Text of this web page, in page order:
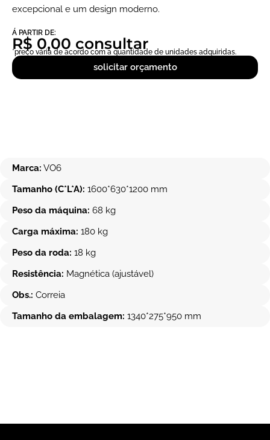
excepcional e um design moderno.
Á PARTIR DE:
R$ 0,00 consultar
*preço vária de acordo com a quantidade de unidades adquiridas.
solicitar orçamento
Marca: VO6
Tamanho (C*L*A): 1600*630*1200 mm
Peso da máquina: 68 kg
Carga máxima: 180 kg
Peso da roda: 18 kg
Resistência: Magnética (ajustável)
Obs.: Correia
Tamanho da embalagem: 1340*275*950 mm